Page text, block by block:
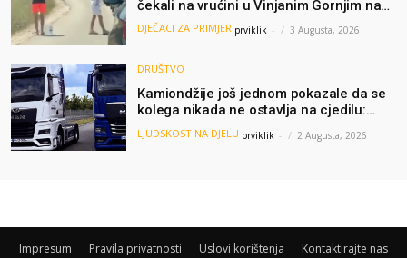
čekali na vrućini u Vinjanim Gornjim na
granici, Ljubi i Šime su dijelili vodu
putnicima
DJEČACI ZA PRIMJER prviklik - 3 Augusta, 2026
DRUŠTVO
Kamiondžije još jednom pokazale da se
kolega nikada ne ostavlja na cjedilu:
Priča iz Hamburga dirnula mnoge
LJUDSKOST NA DJELU prviklik - 2 Augusta, 2026
Impresum Pravila privatnosti Uslovi korištenja Kontaktirajte nas